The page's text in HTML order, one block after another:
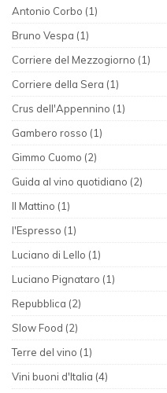
Antonio Corbo (1)
Bruno Vespa (1)
Corriere del Mezzogiorno (1)
Corriere della Sera (1)
Crus dell'Appennino (1)
Gambero rosso (1)
Gimmo Cuomo (2)
Guida al vino quotidiano (2)
Il Mattino (1)
l'Espresso (1)
Luciano di Lello (1)
Luciano Pignataro (1)
Repubblica (2)
Slow Food (2)
Terre del vino (1)
Vini buoni d'Italia (4)